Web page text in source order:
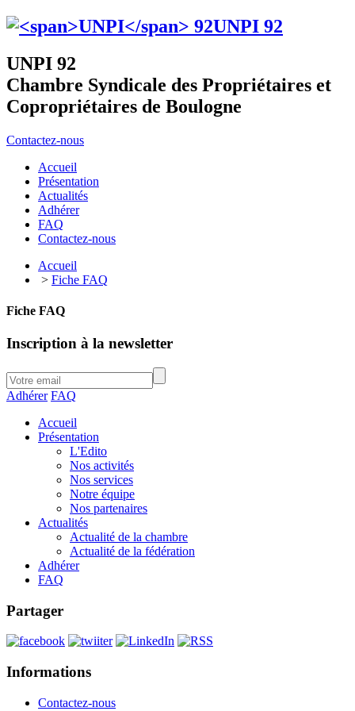
UNPI 92
UNPI 92
Chambre Syndicale des Propriétaires et
Copropriétaires de Boulogne
Contactez-nous
Accueil
Présentation
Actualités
Adhérer
FAQ
Contactez-nous
Accueil
> Fiche FAQ
Fiche FAQ
Inscription à la newsletter
Adhérer FAQ
Accueil
Présentation
L'Edito
Nos activités
Nos services
Notre équipe
Nos partenaires
Actualités
Actualité de la chambre
Actualité de la fédération
Adhérer
FAQ
Partager
Informations
Contactez-nous